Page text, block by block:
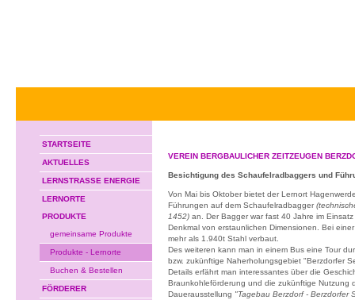
STARTSEITE
AKTUELLES
LERNSTRASSE ENERGIE
LERNORTE
PRODUKTE
gemeinsame Produkte
Produkte - Lernorte
Buchen & Bestellen
FÖRDERER
VEREIN BERGBAULICHER ZEITZEUGEN
Besichtigung des Schaufelradbaggers und
Von Mai bis Oktober bietet der Lernort
Führungen auf dem Schaufelradbagger
1452) an. Der Bagger war fast 40 Jahre im
Denkmal von erstaunlichen Dimensionen. Bei
mehr als 1.940t Stahl verbaut.
Des weiteren kann man in einem Bus eine Tour
bzw. zukünftige Naherholungsgebiet "Berzdorfer
Details erfährt man interessantes über die
Braunkohleförderung und die zukünftige Nutzung
Dauerausstellung "Tagebau Berzdorf - Berzdorfer